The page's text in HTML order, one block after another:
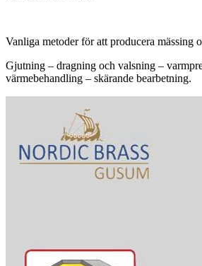
Vanliga metoder för att producera mässing
Gjutning – dragning och valsning –
värmebehandling – skärande bearbetning.